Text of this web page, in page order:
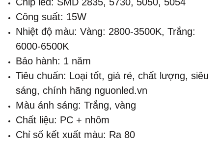
Chip led: SMD 2835, 5730, 5050, 5054
Công suất: 15W
Nhiệt độ màu: Vàng: 2800-3500K, Trắng:
6000-6500K
Bảo hành: 1 năm
Tiêu chuẩn: Loại tốt, giá rẻ, chất lượng, siêu
sáng, chính hãng nguonled.vn
Màu ánh sáng: Trắng, vàng
Chất liệu: PC + nhôm
Chỉ số kết xuất màu: Ra 80